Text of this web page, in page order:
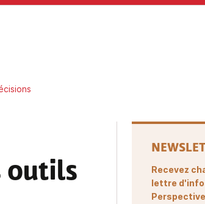
outils
Recevez
lettre